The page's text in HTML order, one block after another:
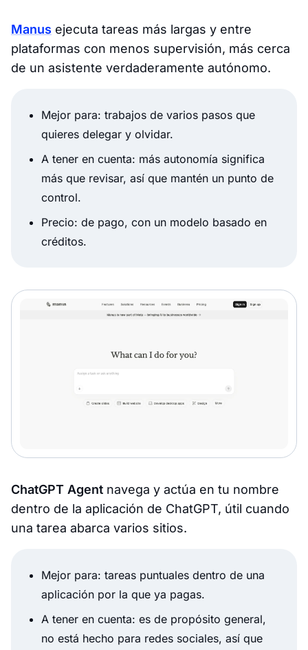
Manus ejecuta tareas más largas y entre
plataformas con menos supervisión, más cerca
de un asistente verdaderamente autónomo.
Mejor para: trabajos de varios pasos que
quieres delegar y olvidar.
A tener en cuenta: más autonomía significa
más que revisar, así que mantén un punto de
control.
Precio: de pago, con un modelo basado en
créditos.
ChatGPT Agent navega y actúa en tu nombre
dentro de la aplicación de ChatGPT, útil cuando
una tarea abarca varios sitios.
Mejor para: tareas puntuales dentro de una
aplicación por la que ya pagas.
A tener en cuenta: es de propósito general,
no está hecho para redes sociales, así que